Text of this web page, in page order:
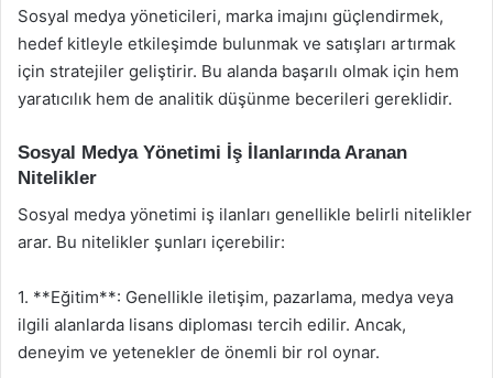
Sosyal medya yöneticileri, marka imajını güçlendirmek,
hedef kitleyle etkileşimde bulunmak ve satışları artırmak
için stratejiler geliştirir. Bu alanda başarılı olmak için hem
yaratıcılık hem de analitik düşünme becerileri gereklidir.
Sosyal Medya Yönetimi İş İlanlarında Aranan
Nitelikler
Sosyal medya yönetimi iş ilanları genellikle belirli nitelikler
arar. Bu nitelikler şunları içerebilir:
1. **Eğitim**: Genellikle iletişim, pazarlama, medya veya
ilgili alanlarda lisans diploması tercih edilir. Ancak,
deneyim ve yetenekler de önemli bir rol oynar.